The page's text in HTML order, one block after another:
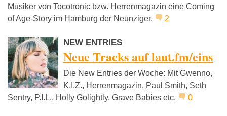
Musiker von Tocotronic bzw. Herrenmagazin eine Coming
of Age-Story im Hamburg der Neunziger.
2
NEW ENTRIES
Neue Tracks auf laut.fm/eins
Die New Entries der Woche: Mit Gwenno,
K.I.Z., Herrenmagazin, Paul Smith, Seth
Sentry, P.I.L., Holly Golightly, Grave Babies etc.
0